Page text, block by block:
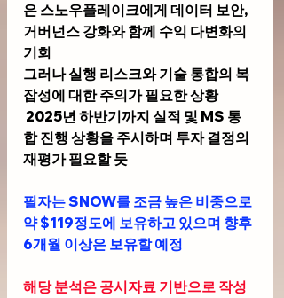
은 스노우플레이크에게 데이터 보안,
거버넌스 강화와 함께 수익 다변화의
기회
그러나 실행 리스크와 기술 통합의 복
잡성에 대한 주의가 필요한 상황
합 진행 상황을 주시하며 투자 결정의
재평가 필요할 듯
필자는 SNOW를 조금 높은 비중으로
약 $119정도에 보유하고 있으며 향후
6개월 이상은 보유할 예정
해당 분석은 공시자료 기반으로 작성